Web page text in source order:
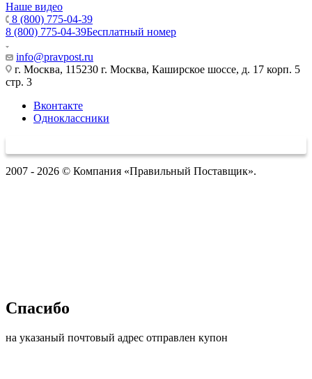
Наше видео
8 (800) 775-04-39
8 (800) 775-04-39Бесплатный номер
info@pravpost.ru
г. Москва, 115230 г. Москва, Каширское шоссе, д. 17 корп. 5
стр. 3
Вконтакте
Одноклассники
2007 - 2026 © Компания «Правильный Поставщик».
Спасибо
на указаный почтовый адрес отправлен купон